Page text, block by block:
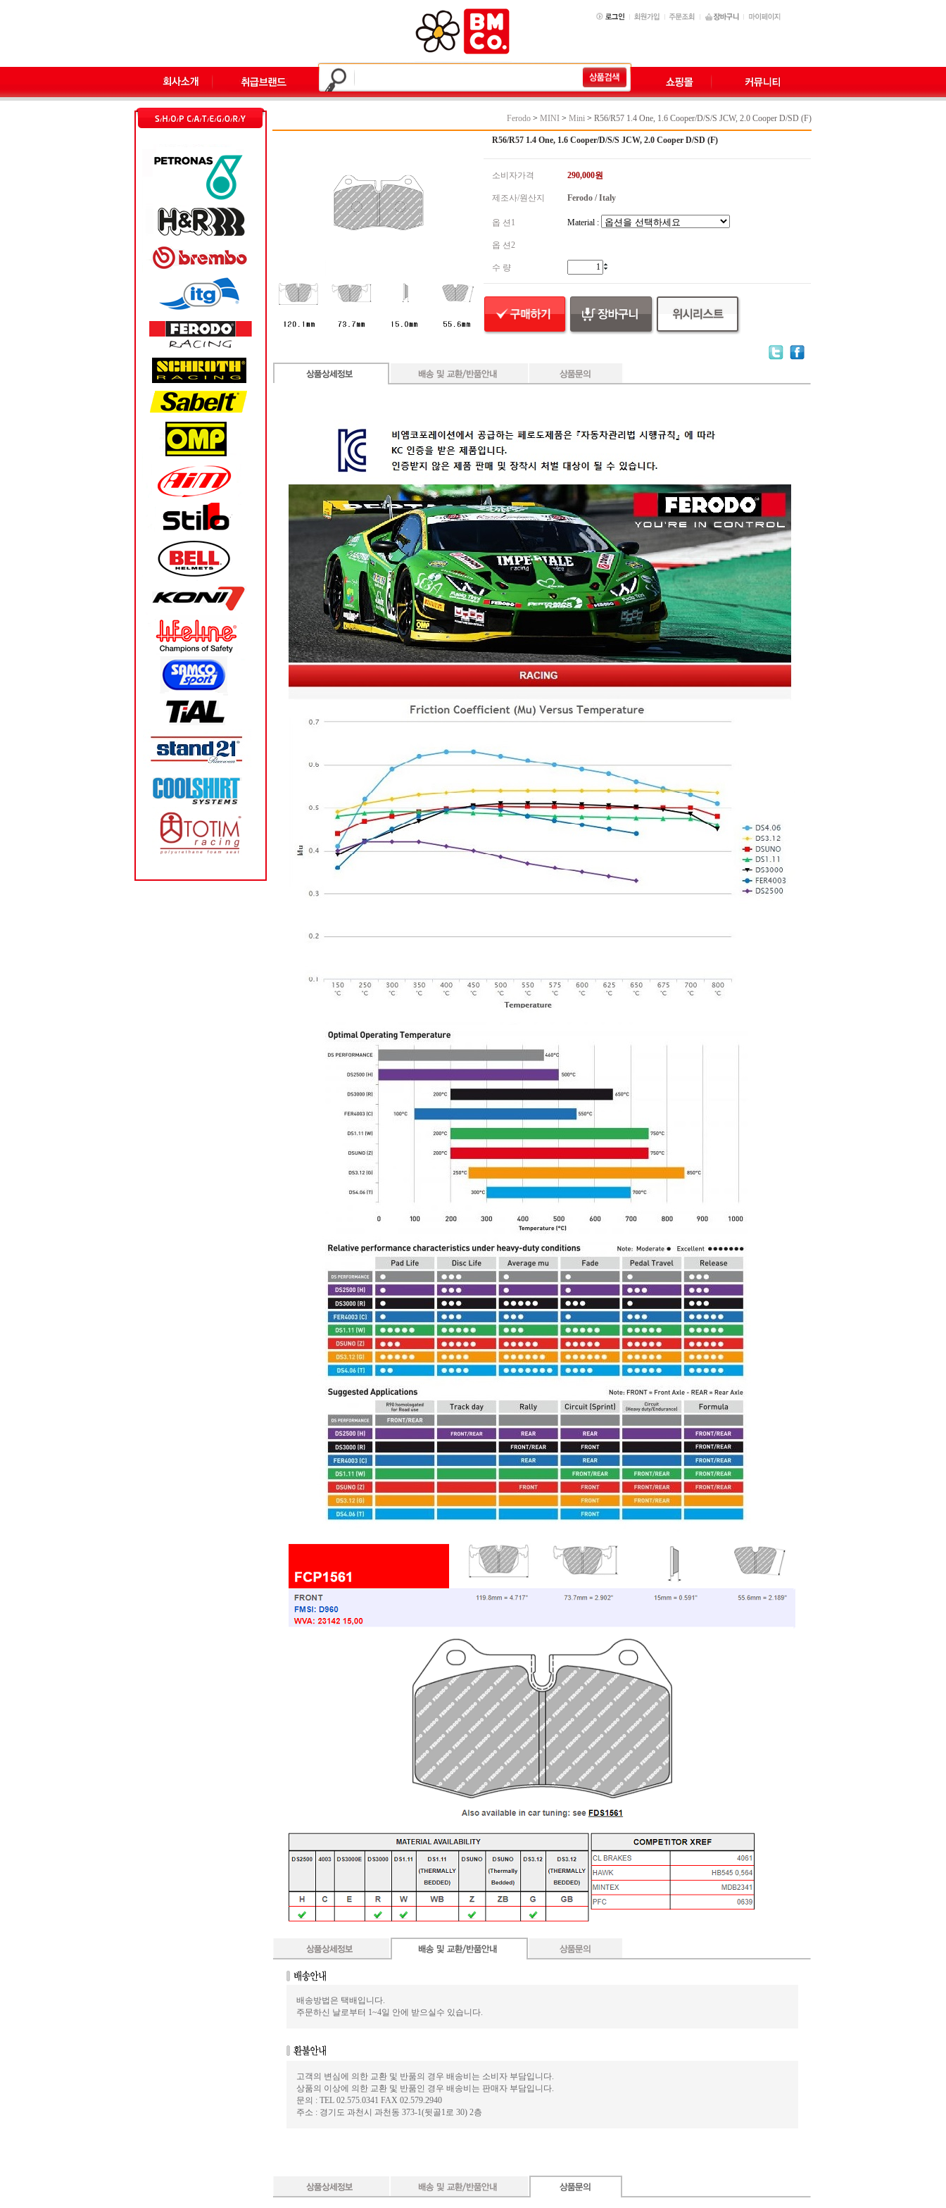
Ferodo > MINI > Mini > R56/R57 1.4 One, 1.6 Cooper/D/S/S JCW, 2.0 Cooper D/SD (F)
R56/R57 1.4 One, 1.6 Cooper/D/S/S JCW, 2.0 Cooper D/SD (F)
소비자가격 290,000원
제조사/원산지 Ferodo / Italy
옵 션1 Material :
옵 션2
수 량
배송방법은 택배입니다.
주문하신 날로부터 1~4일 안에 받으실수 있습니다.
고객의 변심에 의한 교환 및 반품의 경우 배송비는 소비자 부담입니다.
상품의 이상에 의한 교환 및 반품인 경우 배송비는 판매자 부담입니다.
문의 : TEL 02.575.0341 FAX 02.579.2940
주소 : 경기도 과천시 과천동 373-1(뒷골1로 30) 2층